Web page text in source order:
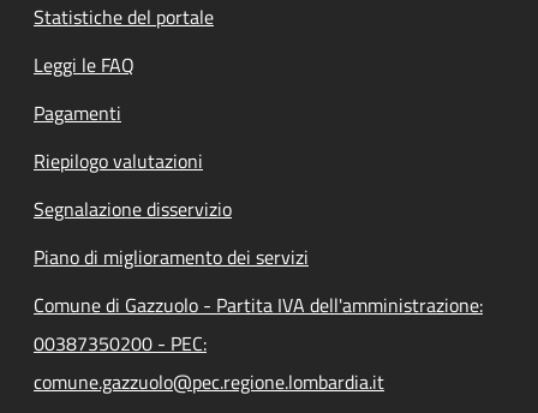
Statistiche del portale
Leggi le FAQ
Pagamenti
Riepilogo valutazioni
Segnalazione disservizio
Piano di miglioramento dei servizi
Comune di Gazzuolo - Partita IVA dell'amministrazione:
00387350200 - PEC:
comune.gazzuolo@pec.regione.lombardia.it